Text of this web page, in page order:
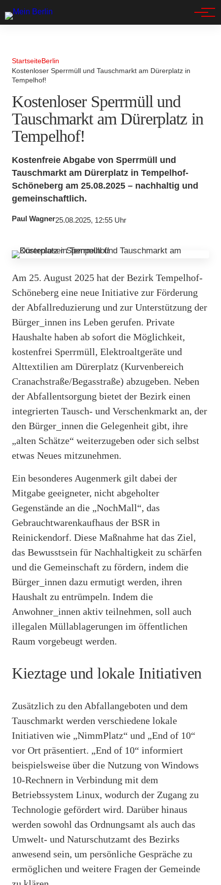
StartseiteBerlin
Kostenloser Sperrmüll und Tauschmarkt am Dürerplatz in
Tempelhof!
Kostenloser Sperrmüll und
Tauschmarkt am Dürerplatz in
Tempelhof!
Kostenfreie Abgabe von Sperrmüll und
Tauschmarkt am Dürerplatz in Tempelhof-
Schöneberg am 25.08.2025 – nachhaltig und
gemeinschaftlich.
Paul Wagner25.08.2025, 12:55 Uhr
Am 25. August 2025 hat der Bezirk Tempelhof-
Schöneberg eine neue Initiative zur Förderung
der Abfallreduzierung und zur Unterstützung der
Bürger_innen ins Leben gerufen. Private
Haushalte haben ab sofort die Möglichkeit,
kostenfrei Sperrmüll, Elektroaltgeräte und
Alttextilien am Dürerplatz (Kurvenbereich
Cranachstraße/Begasstraße) abzugeben. Neben
der Abfallentsorgung bietet der Bezirk einen
integrierten Tausch- und Verschenkmarkt an, der
den Bürger_innen die Gelegenheit gibt, ihre
„alten Schätze“ weiterzugeben oder sich selbst
etwas Neues mitzunehmen.
Ein besonderes Augenmerk gilt dabei der
Mitgabe geeigneter, nicht abgeholter
Gegenstände an die „NochMall“, das
Gebrauchtwarenkaufhaus der BSR in
Reinickendorf. Diese Maßnahme hat das Ziel,
das Bewusstsein für Nachhaltigkeit zu schärfen
und die Gemeinschaft zu fördern, indem die
Bürger_innen dazu ermutigt werden, ihren
Haushalt zu entrümpeln. Indem die
Anwohner_innen aktiv teilnehmen, soll auch
illegalen Müllablagerungen im öffentlichen
Raum vorgebeugt werden.
Kieztage und lokale Initiativen
Zusätzlich zu den Abfallangeboten und dem
Tauschmarkt werden verschiedene lokale
Initiativen wie „NimmPlatz“ und „End of 10“
vor Ort präsentiert. „End of 10“ informiert
beispielsweise über die Nutzung von Windows
10-Rechnern in Verbindung mit dem
Betriebssystem Linux, wodurch der Zugang zu
Technologie gefördert wird. Darüber hinaus
werden sowohl das Ordnungsamt als auch das
Umwelt- und Naturschutzamt des Bezirks
anwesend sein, um persönliche Gespräche zu
ermöglichen und weitere Fragen der Gemeinde